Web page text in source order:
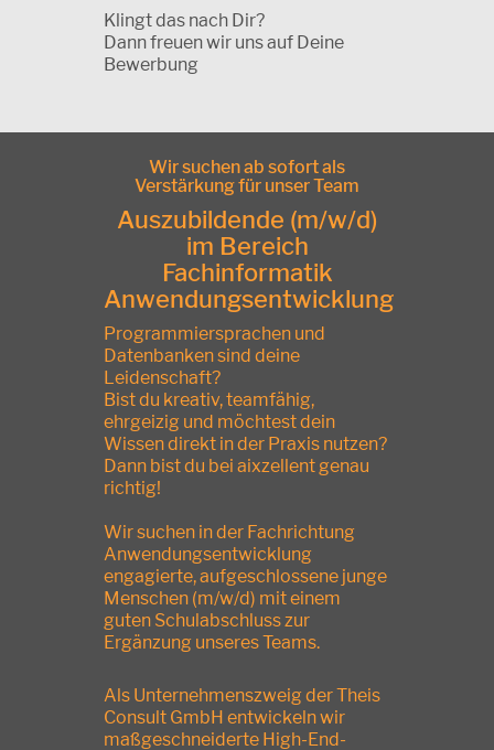
Klingt das nach Dir?
Dann freuen wir uns auf Deine
Bewerbung
Wir suchen ab sofort als
Verstärkung für unser Team
Auszubildende (m/w/d)
im Bereich
Fachinformatik
Anwendungsentwicklung
Programmiersprachen und
Datenbanken sind deine
Leidenschaft?
Bist du kreativ, teamfähig,
ehrgeizig und möchtest dein
Wissen direkt in der Praxis nutzen?
Dann bist du bei aixzellent genau
richtig!
Wir suchen in der Fachrichtung
Anwendungsentwicklung
engagierte, aufgeschlossene junge
Menschen (m/w/d) mit einem
guten Schulabschluss zur
Ergänzung unseres Teams.
Als Unternehmenszweig der Theis
Consult GmbH entwickeln wir
maßgeschneiderte High-End-